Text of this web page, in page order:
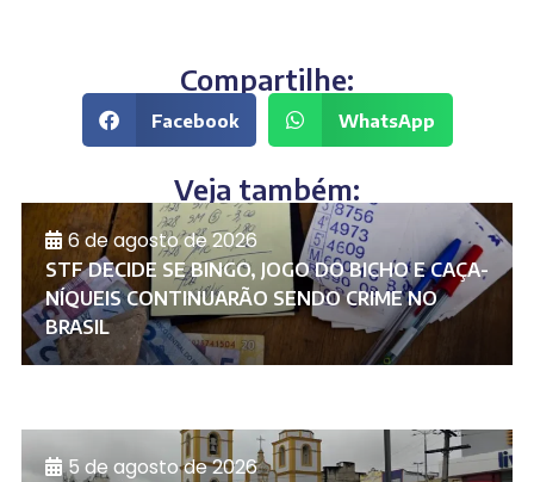
Compartilhe:
Facebook WhatsApp
Veja também:
6 de agosto de 2026
STF DECIDE SE BINGO, JOGO DO BICHO E CAÇA-
NÍQUEIS CONTINUARÃO SENDO CRIME NO
BRASIL
5 de agosto de 2026